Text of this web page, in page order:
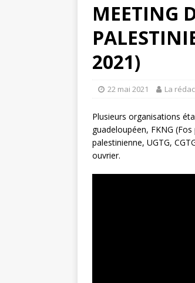
MEETING
2021)
22 mai 2021 La
Plusieurs organisations
guadeloupéen, FKNG
palestinienne, UGTG,
ouvrier.